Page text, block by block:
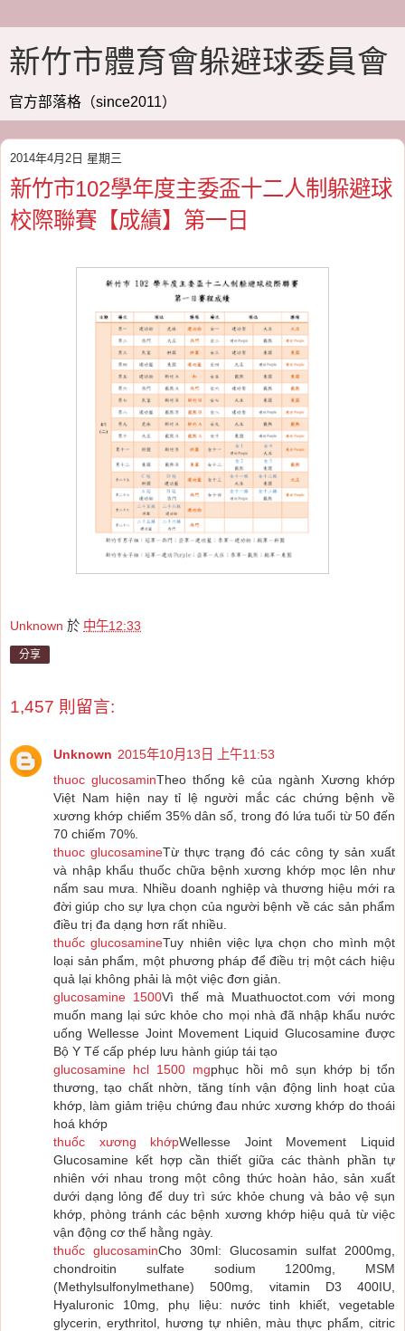
新竹市體育會躲避球委員會
官方部落格（since2011）
2014年4月2日 星期三
新竹市102學年度主委盃十二人制躲避球
校際聯賽【成績】第一日
Unknown 於 中午12:33
分享
1,457 則留言:
Unknown 2015年10月13日 上午11:53
thuoc glucosaminTheo thống kê của ngành Xương khớp
Việt Nam hiện nay tỉ lệ người mắc các chứng bệnh về
xương khớp chiếm 35% dân số, trong đó lứa tuổi từ 50 đến
70 chiếm 70%.
thuoc glucosamineTừ thực trạng đó các công ty sản xuất
và nhập khẩu thuốc chữa bệnh xương khớp mọc lên như
nấm sau mưa. Nhiều doanh nghiệp và thương hiệu mới ra
đời giúp cho sự lựa chọn của người bệnh về các sản phẩm
điều trị đa dạng hơn rất nhiều.
thuốc glucosamineTuy nhiên việc lựa chọn cho mình một
loại sản phẩm, một phương pháp để điều trị một cách hiệu
quả lại không phải là một việc đơn giản.
glucosamine 1500Vì thế mà Muathuoctot.com với mong
muốn mang lại sức khỏe cho mọi nhà đã nhập khẩu nước
uống Wellesse Joint Movement Liquid Glucosamine được
Bộ Y Tế cấp phép lưu hành giúp tái tạo
glucosamine hcl 1500 mgphục hồi mô sụn khớp bị tổn
thương, tạo chất nhờn, tăng tính vận động linh hoạt của
khớp, làm giảm triệu chứng đau nhức xương khớp do thoái
hoá khớp
thuốc xương khớpWellesse Joint Movement Liquid
Glucosamine kết hợp cần thiết giữa các thành phần tự
nhiên với nhau trong một công thức hoàn hảo, sản xuất
dưới dạng lỏng để duy trì sức khỏe chung và bảo vệ sụn
khớp, phòng tránh các bệnh xương khớp hiệu quả từ việc
vận động cơ thể hằng ngày.
thuốc glucosaminCho 30ml: Glucosamin sulfat 2000mg,
chondroitin sulfate sodium 1200mg, MSM
(Methylsulfonylmethane) 500mg, vitamin D3 400IU,
Hyaluronic 10mg, phụ liệu: nước tinh khiết, vegetable
glycerin, erythritol, hương tự nhiên, màu thực phẩm, citric